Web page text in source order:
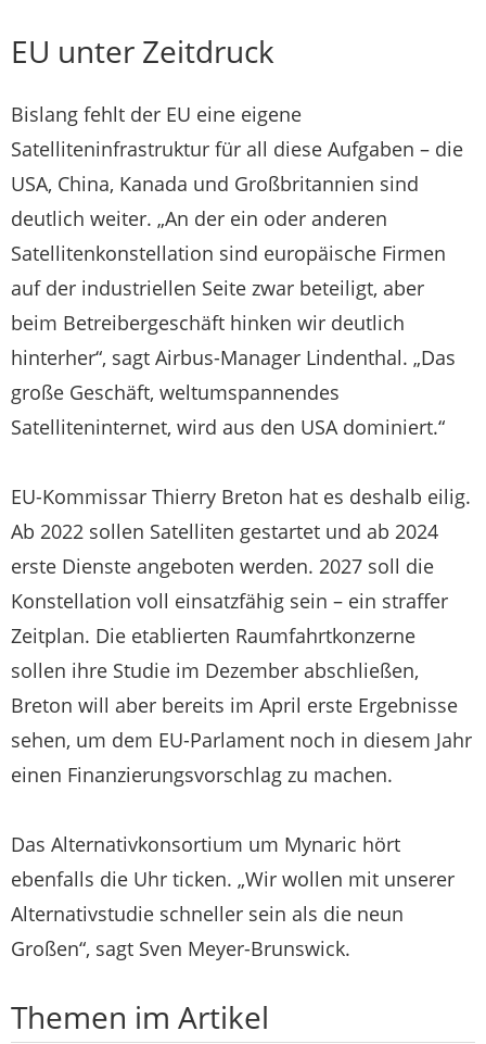
EU unter Zeitdruck
Bislang fehlt der EU eine eigene
Satelliteninfrastruktur für all diese Aufgaben – die
USA, China, Kanada und Großbritannien sind
deutlich weiter. „An der ein oder anderen
Satellitenkonstellation sind europäische Firmen
auf der industriellen Seite zwar beteiligt, aber
beim Betreibergeschäft hinken wir deutlich
hinterher“, sagt Airbus-Manager Lindenthal. „Das
große Geschäft, weltumspannendes
Satelliteninternet, wird aus den USA dominiert.“
EU-Kommissar Thierry Breton hat es deshalb eilig.
Ab 2022 sollen Satelliten gestartet und ab 2024
erste Dienste angeboten werden. 2027 soll die
Konstellation voll einsatzfähig sein – ein straffer
Zeitplan. Die etablierten Raumfahrtkonzerne
sollen ihre Studie im Dezember abschließen,
Breton will aber bereits im April erste Ergebnisse
sehen, um dem EU-Parlament noch in diesem Jahr
einen Finanzierungsvorschlag zu machen.
Das Alternativkonsortium um Mynaric hört
ebenfalls die Uhr ticken. „Wir wollen mit unserer
Alternativstudie schneller sein als die neun
Großen“, sagt Sven Meyer-Brunswick.
Themen im Artikel